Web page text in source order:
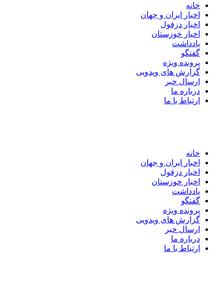
خانه
اخبار ایران و جهان
اخبار دزفول
اخبار خوزستان
یادداشت
گفتگو
پرونده ویژه
گزارش های ویدویی
ارسال خبر
درباره ما
ارتباط با ما
خانه
اخبار ایران و جهان
اخبار دزفول
اخبار خوزستان
یادداشت
گفتگو
پرونده ویژه
گزارش های ویدویی
ارسال خبر
درباره ما
ارتباط با ما